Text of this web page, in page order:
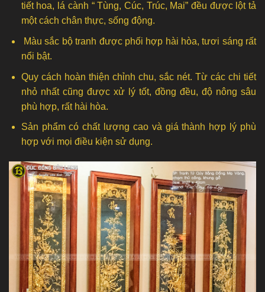
tiết hoa, lá cành “ Tùng, Cúc, Trúc, Mai” đều được lột tả
một cách chân thực, sống động.
Màu sắc bộ tranh được phối hợp hài hòa, tươi sáng rất
nổi bật.
Quy cách hoàn thiện chỉnh chu, sắc nét. Từ các chi tiết
nhỏ nhất cũng được xử lý tốt, đồng đều, độ nông sâu
phù hợp, rất hài hòa.
Sản phẩm có chất lượng cao và giá thành hợp lý phù
hợp với mọi điều kiện sử dụng.